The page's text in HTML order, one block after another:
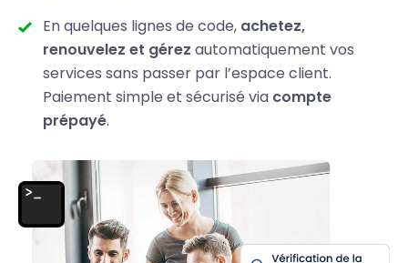
En quelques lignes de code, achetez,
renouvelez et gérez automatiquement vos
services sans passer par l’espace client.
Paiement simple et sécurisé via compte
prépayé.